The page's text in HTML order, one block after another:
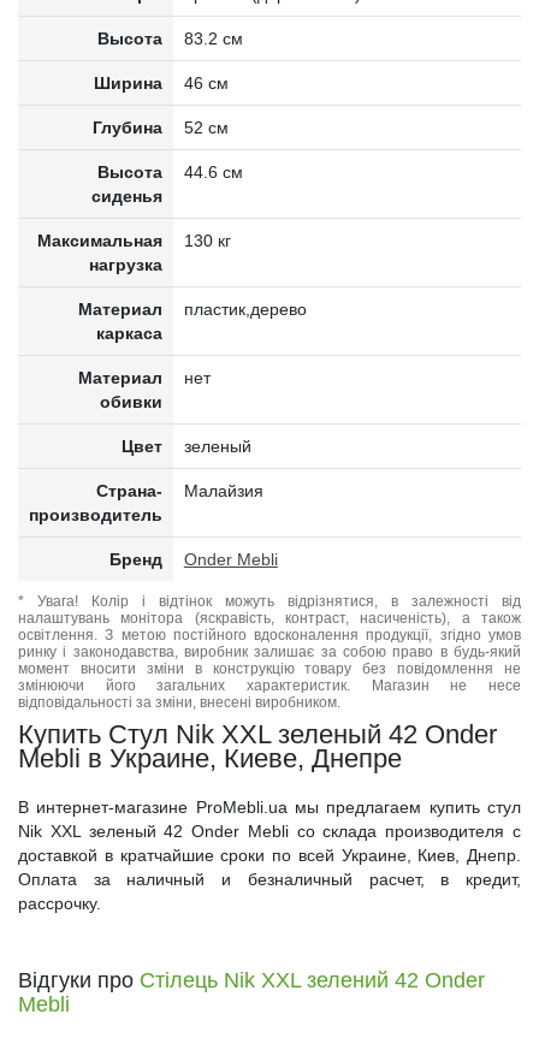
Высота 83.2 см
Ширина 46 см
Глубина 52 см
Высота
сиденья
44.6 см
Максимальная
нагрузка
130 кг
Материал
каркаса
пластик,дерево
Материал
обивки
нет
Цвет зеленый
Страна-
производитель
Малайзия
Бренд Onder Mebli
* Увага! Колір і відтінок можуть відрізнятися, в залежності від
налаштувань монітора (яскравість, контраст, насиченість), а також
освітлення. З метою постійного вдосконалення продукції, згідно умов
ринку і законодавства, виробник залишає за собою право в будь-який
момент вносити зміни в конструкцію товару без повідомлення не
змінюючи його загальних характеристик. Магазин не несе
відповідальності за зміни, внесені виробником.
Купить Стул Nik XXL зеленый 42 Onder
Mebli в Украине, Киеве, Днепре
В интернет-магазине ProMebli.ua мы предлагаем купить стул
Nik XXL зеленый 42 Onder Mebli со склада производителя с
доставкой в кратчайшие сроки по всей Украине, Киев, Днепр.
Оплата за наличный и безналичный расчет, в кредит,
рассрочку.
Відгуки про Стілець Nik XXL зелений 42 Onder
Mebli